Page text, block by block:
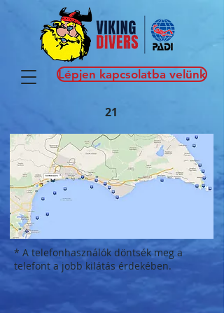
Lépjen kapcsolatba velünk
21
* A telefonhasználók döntsék meg a
telefont a jobb kilátás érdekében.